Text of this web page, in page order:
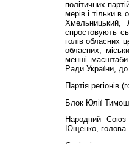
політичних
мерів і тільки
Хмельницький,
спростовують
голів обласних
обласних,
менші масштаби
Ради України,
Партія регіонів
Блок Юлії
Народний Союз
Ющенко, голова